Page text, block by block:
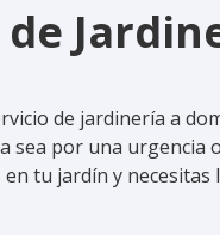
de jardinería a
sea por una urgencia
tu jardín y necesitas